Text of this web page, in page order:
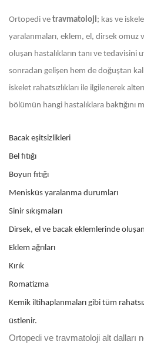
Ortopedi ve travmatoloji; kas ve
yaralanmaları, eklem, el, dirsek omuz
oluşan hastalıkların tanı ve tedavisini
sonradan gelişen hem de doğuştan
iskelet rahatsızlıkları ile ilgilenerek
bölümün hangi hastalıklara baktığını
Bacak eşitsizlikleri
Bel fıtığı
Boyun fıtığı
Menisküs yaralanma durumları
Sinir sıkışmaları
Dirsek, el ve bacak eklemlerinde
Eklem ağrıları
Kırık
Romatizma
Kemik iltihaplanmaları gibi tüm
üstlenir.
Ortopedi ve travmatoloji alt dalları